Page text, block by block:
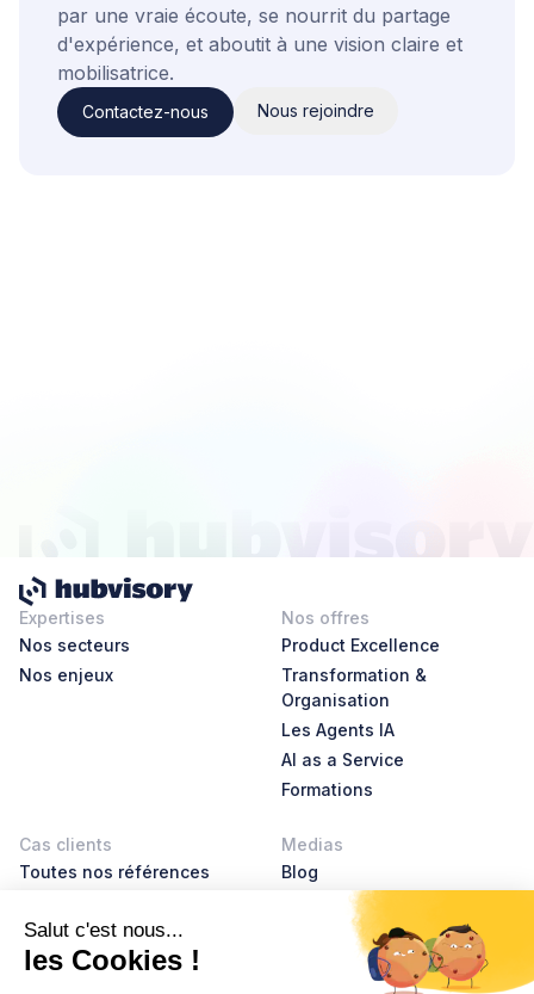
par une vraie écoute, se nourrit du partage
d'expérience, et aboutit à une vision claire et
mobilisatrice.
Contactez-nous Nous rejoindre
Expertises
Nos secteurs
Nos enjeux
Nos offres
Product Excellence
Transformation &
Organisation
Les Agents IA
AI as a Service
Formations
Cas clients
Toutes nos références
Medias
Blog
AI Leader Stories
Product Leader Stories
Livres blancs